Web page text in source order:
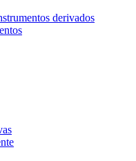
derivados